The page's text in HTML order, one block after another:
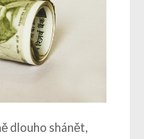
dlouho shánět,